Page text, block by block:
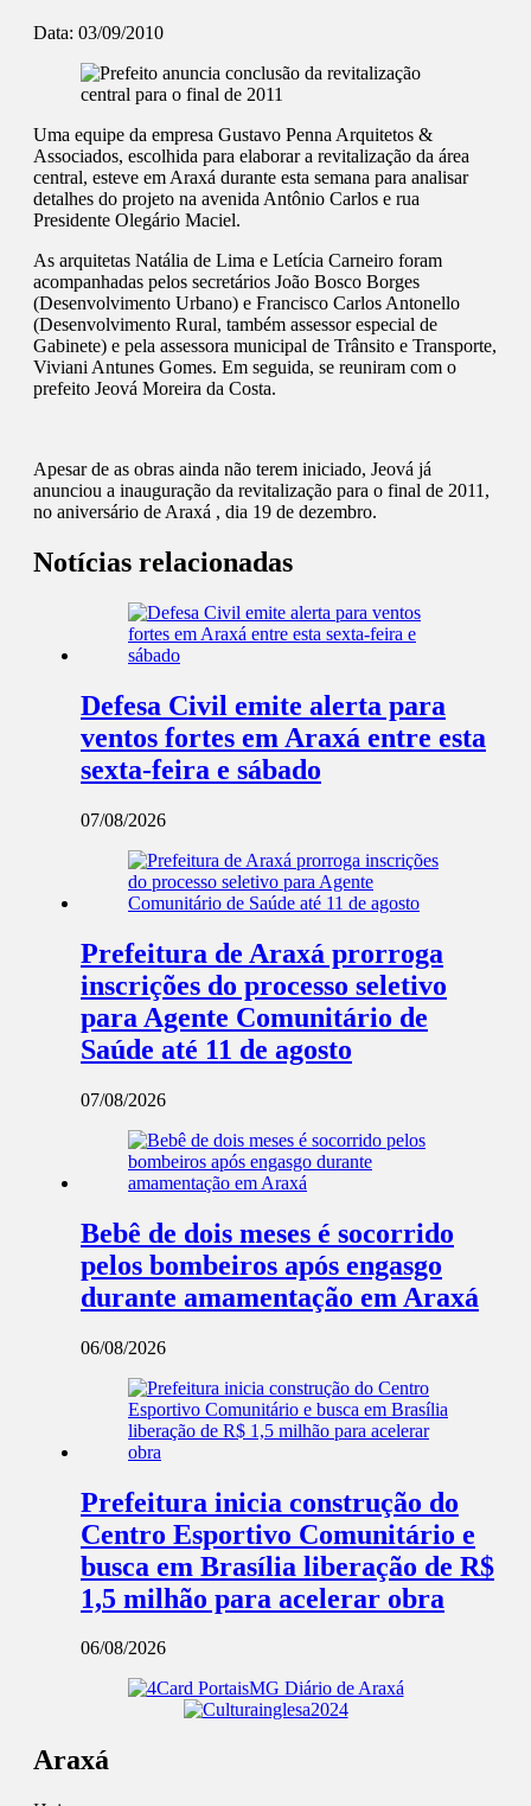
Data: 03/09/2010
Uma equipe da empresa Gustavo Penna Arquitetos &
Associados, escolhida para elaborar a revitalização da área
central, esteve em Araxá durante esta semana para analisar
detalhes do projeto na avenida Antônio Carlos e rua
Presidente Olegário Maciel.
As arquitetas Natália de Lima e Letícia Carneiro foram
acompanhadas pelos secretários João Bosco Borges
(Desenvolvimento Urbano) e Francisco Carlos Antonello
(Desenvolvimento Rural, também assessor especial de
Gabinete) e pela assessora municipal de Trânsito e Transporte,
Viviani Antunes Gomes. Em seguida, se reuniram com o
prefeito Jeová Moreira da Costa.
Apesar de as obras ainda não terem iniciado, Jeová já
anunciou a inauguração da revitalização para o final de 2011,
no aniversário de Araxá , dia 19 de dezembro.
Notícias relacionadas
Defesa Civil emite alerta para
ventos fortes em Araxá entre esta
sexta-feira e sábado
07/08/2026
Prefeitura de Araxá prorroga
inscrições do processo seletivo
para Agente Comunitário de
Saúde até 11 de agosto
07/08/2026
Bebê de dois meses é socorrido
pelos bombeiros após engasgo
durante amamentação em Araxá
06/08/2026
Prefeitura inicia construção do
Centro Esportivo Comunitário e
busca em Brasília liberação de R$
1,5 milhão para acelerar obra
06/08/2026
Araxá